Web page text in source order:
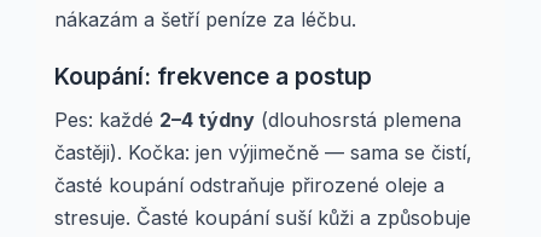
nákazám a šetří peníze za léčbu.
Koupání: frekvence a postup
Pes: každé 2–4 týdny (dlouhosrstá plemena
častěji). Kočka: jen výjimečně — sama se čistí,
časté koupání odstraňuje přirozené oleje a
stresuje. Časté koupání suší kůži a způsobuje